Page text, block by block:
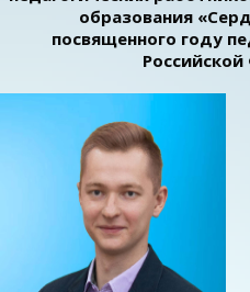
образования
посвященного году